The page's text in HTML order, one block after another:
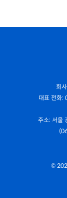
회
대표 전화
주소: 서울
©